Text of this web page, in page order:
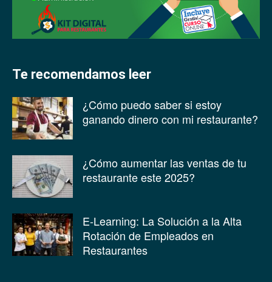
Te recomendamos leer
¿Cómo puedo saber si estoy
ganando dinero con mi restaurante?
¿Cómo aumentar las ventas de tu
restaurante este 2025?
E-Learning: La Solución a la Alta
Rotación de Empleados en
Restaurantes